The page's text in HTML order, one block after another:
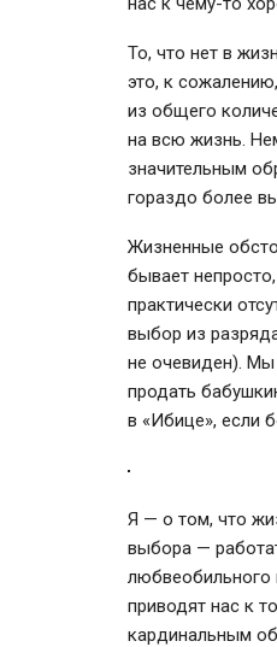
То, что нет в
это, к
из общего
на всю жизнь.
значительным
гораздо более
Жизненные
бывает
практически
выбор из
не очевиден). Мы
продать
в «Ибице», если
Я — о том, что
выбора —
любвеобильного
приводят нас к
кардинальным